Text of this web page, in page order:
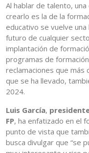
Al hablar de talento,
crearlo es la de la
educativo se vuelve
futuro de cualquier
implantación de
programas de
reclamaciones que más
que se ha llevado,
2024.
Luis García,
FP, ha enfatizado en el
punto de vista que
busca divulgar que “se